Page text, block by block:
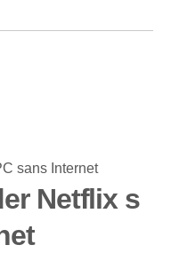
Netflix s